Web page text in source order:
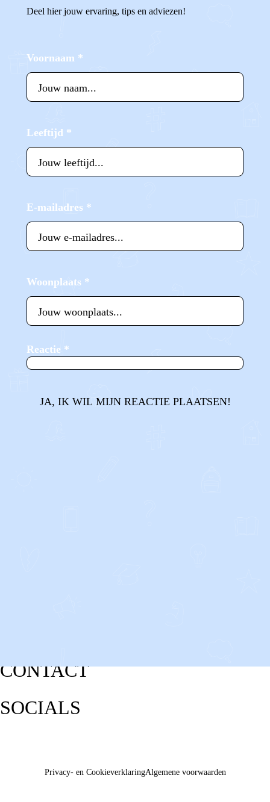
Deel hier jouw ervaring, tips en adviezen!
Voornaam *
Leeftijd *
E-mailadres *
Woonplaats *
Reactie *
JA, IK WIL MIJN REACTIE PLAATSEN!
CONTACT
SOCIALS
Privacy- en CookieverklaringAlgemene voorwaarden